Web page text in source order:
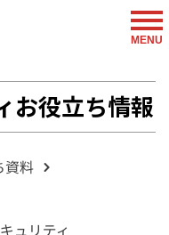
MENU
お役立ち情報